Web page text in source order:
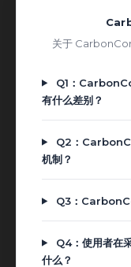
关于
Q1：
有什么差别？
Q2：
机制？
Q3：
Q4：使用者在
什么？